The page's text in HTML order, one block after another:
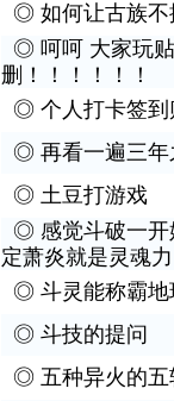
◎ 如何让古族
◎ 呵呵 大家玩
删！！！！！！
◎ 个人打卡签到
◎ 再看一遍三
◎ 土豆打游戏
◎ 感觉斗破一
定萧炎就是灵魂力
◎ 斗灵能称霸
◎ 斗技的提问
◎ 五种异火的